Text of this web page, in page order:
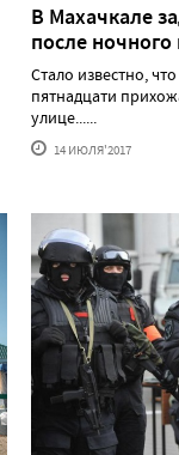
В Махачкале
после
Стало известно,
пятнадцати
улице......
14 ИЮЛЯ'2017